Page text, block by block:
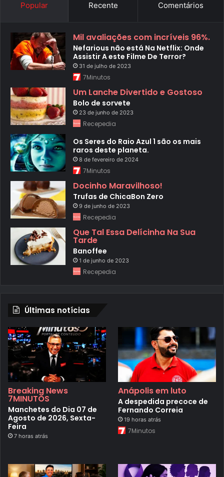
Popular Recente Comentários
Mil avaliações com incríveis 96%.
Nefarious não está Na Netflix: Onde
Assistir A este Filme De Terror?
31 de julho de 2023
7Minutos
Um Lanche Divertido e Gostoso
Bolo de sorvete
23 de junho de 2023
Recepedia
Os Seres do Raio Azul 1 são os mais
raros deste planeta.
8 de fevereiro de 2024
7Minutos
Docinho Maravilhoso!
Trufas de ChicaBon Zero
9 de junho de 2023
Recepedia
Que Tal Essa Delícinha Na Sua
Tarde
Banoffee
1 de junho de 2023
Recepedia
Últimas notícias
Breaking News
7MINUTOS
Manchetes do Dia 07 de
Agosto de 2026, Sexta-
Feira
7 horas atrás
Anápolis em luto
A despedida precoce de
Fernando Correia
19 horas atrás
7Minutos